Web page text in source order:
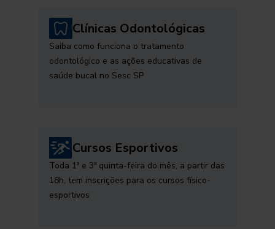
Clínicas Odontológicas
Saiba como funciona o tratamento
odontológico e as ações educativas de
saúde bucal no Sesc SP
Cursos Esportivos
Toda 1ª e 3ª quinta-feira do mês, a partir das
18h, tem inscrições para os cursos físico-
esportivos